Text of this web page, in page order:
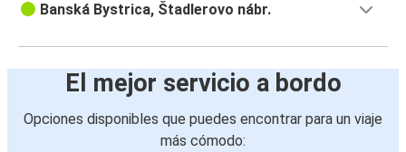
Banská Bystrica, Štadlerovo nábr.
El mejor servicio a bordo
Opciones disponibles que puedes encontrar para un viaje
más cómodo: